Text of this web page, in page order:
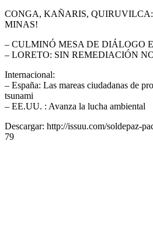
CONGA, KAÑARIS,
MINAS!
– CULMINÓ MESA DE DIÁLOGO
– LORETO: SIN REMEDIACIÓN
Internacional:
– España: Las mareas ciudadanas de
tsunami
– EE.UU. : Avanza la lucha ambiental
Descargar: http://issuu.com/soldepaz-
79